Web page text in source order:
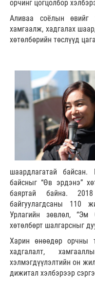
орчинг цогцолбор
Аливаа соёлын өвийг
хамгаалж, хадгалах
хөтөлбөрийн төслүүд
шаардлагатай байсан.
байсныг “Өв эрдэнэ”
баяртай байна.
байгуулагдсаны 110
Урлагийн зөвлөл,
хөтөлбөрт шалгарсныг
Харин өнөөдөр орчны
хадгалалт,
хэлмэгдүүлэлтийн он
дижитал хэлбэрээр